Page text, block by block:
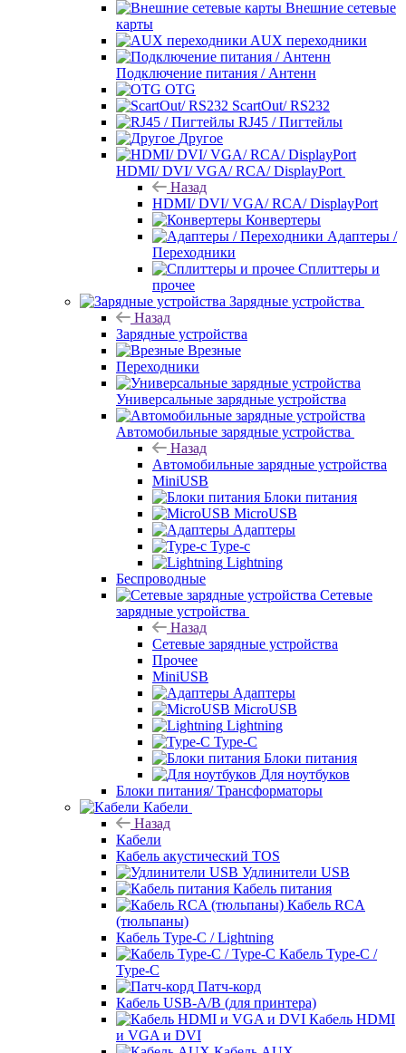
Внешние сетевые
карты
AUX переходники
Подключение питания / Антенн
OTG
ScartOut/ RS232
RJ45 / Пигтейлы
Другое
HDMI/ DVI/ VGA/ RCA/ DisplayPort
Назад
HDMI/ DVI/ VGA/ RCA/ DisplayPort
Конвертеры
Адаптеры /
Переходники
Сплиттеры и
прочее
Зарядные устройства
Назад
Зарядные устройства
Врезные
Переходники
Универсальные зарядные устройства
Автомобильные зарядные устройства
Назад
Автомобильные зарядные устройства
MiniUSB
Блоки питания
MicroUSB
Адаптеры
Type-c
Lightning
Беспроводные
Сетевые
зарядные устройства
Назад
Сетевые зарядные устройства
Прочее
MiniUSB
Адаптеры
MicroUSB
Lightning
Type-C
Блоки питания
Для ноутбуков
Блоки питания/ Трансформаторы
Кабели
Назад
Кабели
Кабель акустический TOS
Удлинители USB
Кабель питания
Кабель RCA
(тюльпаны)
Кабель Type-C / Lightning
Кабель Type-C /
Type-C
Патч-корд
Кабель USB-A/B (для принтера)
Кабель HDMI
и VGA и DVI